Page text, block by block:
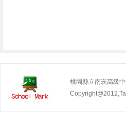
桃園縣立南崁高級